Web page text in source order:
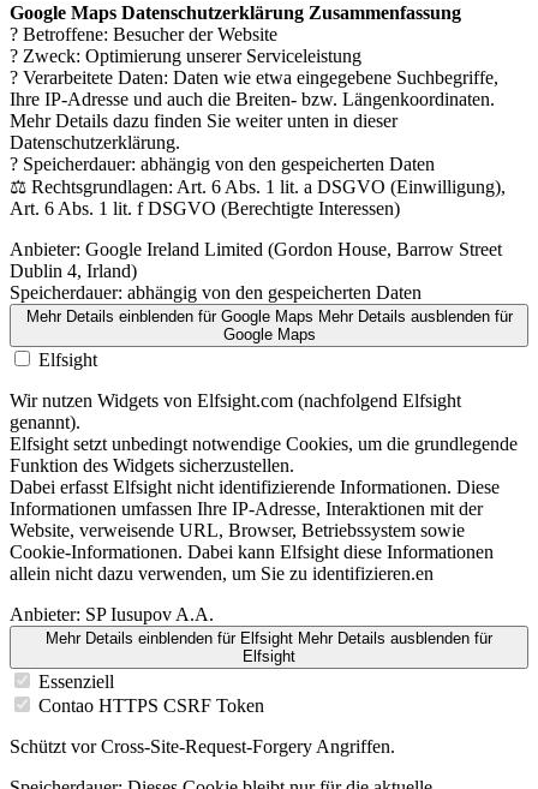
Google Maps Datenschutzerklärung Zusammenfassung
? Betroffene: Besucher der Website
? Zweck: Optimierung unserer Serviceleistung
? Verarbeitete Daten: Daten wie etwa eingegebene Suchbegriffe,
Ihre IP-Adresse und auch die Breiten- bzw. Längenkoordinaten.
Mehr Details dazu finden Sie weiter unten in dieser
Datenschutzerklärung.
? Speicherdauer: abhängig von den gespeicherten Daten
⚖️ Rechtsgrundlagen: Art. 6 Abs. 1 lit. a DSGVO (Einwilligung),
Art. 6 Abs. 1 lit. f DSGVO (Berechtigte Interessen)
Anbieter: Google Ireland Limited (Gordon House, Barrow Street
Dublin 4, Irland)
Speicherdauer: abhängig von den gespeicherten Daten
Mehr Details einblendenfür Google Maps Mehr Details ausblendenfür
Google Maps
Elfsight
Wir nutzen Widgets von Elfsight.com (nachfolgend Elfsight
genannt).
Elfsight setzt unbedingt notwendige Cookies, um die grundlegende
Funktion des Widgets sicherzustellen.
Dabei erfasst Elfsight nicht identifizierende Informationen. Diese
Informationen umfassen Ihre IP-Adresse, Interaktionen mit der
Website, verweisende URL, Browser, Betriebssystem sowie
Cookie-Informationen. Dabei kann Elfsight diese Informationen
allein nicht dazu verwenden, um Sie zu identifizieren.en
Anbieter: SP Iusupov A.A.
Mehr Details einblenden für Elfsight Mehr Details ausblenden für
Elfsight
Essenziell
Contao HTTPS CSRF Token
Schützt vor Cross-Site-Request-Forgery Angriffen.